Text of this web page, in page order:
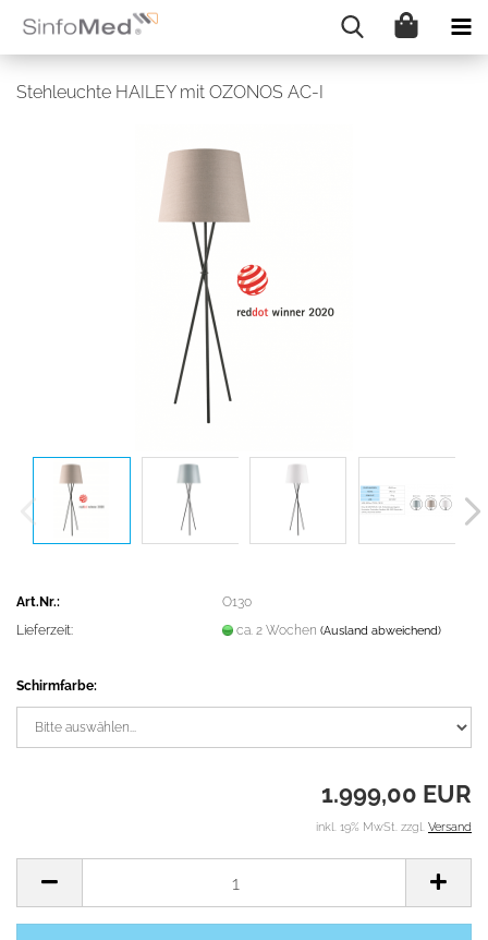
Stehleuchte HAILEY mit OZONOS AC-I
Art.Nr.:
O130
Lieferzeit:
ca. 2 Wochen(Ausland abweichend)
Schirmfarbe:
1.999,00 EUR
inkl. 19% MwSt. zzgl. Versand